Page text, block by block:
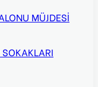
MÜJDESİ
SOKAKLARI